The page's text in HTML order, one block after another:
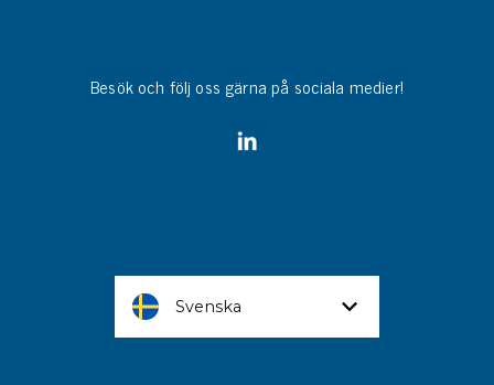
Besök och följ oss gärna på sociala medier!
Svenska